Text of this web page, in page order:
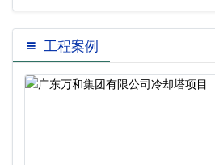
工程案例